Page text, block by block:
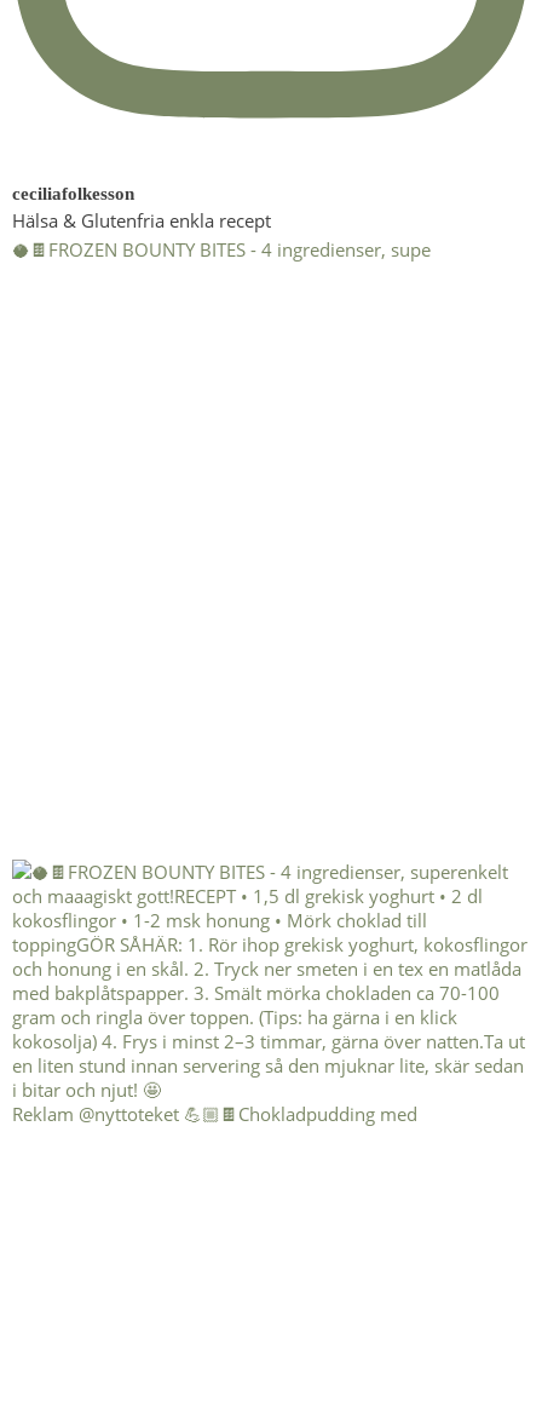
ceciliafolkesson
Hälsa & Glutenfria enkla recept
🥥🍫FROZEN BOUNTY BITES - 4 ingredienser, supe
Reklam @nyttoteket 💪🏼🍫Chokladpudding med